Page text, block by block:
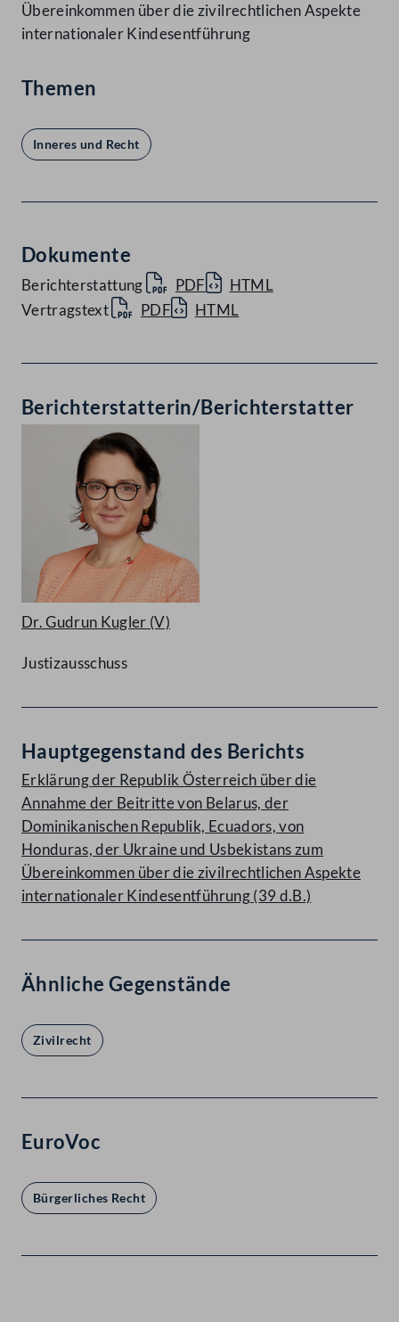
Übereinkommen über die zivilrechtlichen Aspekte
internationaler Kindesentführung
Themen
Inneres und Recht
Dokumente
Berichterstattung PDF
HTML
Vertragstext
PDF HTML
Berichterstatterin/Berichterstatter
Dr. Gudrun Kugler (V)
Justizausschuss
Hauptgegenstand des Berichts
Erklärung der Republik Österreich über die
Annahme der Beitritte von Belarus, der
Dominikanischen Republik, Ecuadors, von
Honduras, der Ukraine und Usbekistans zum
Übereinkommen über die zivilrechtlichen Aspekte
internationaler Kindesentführung (39 d.B.)
Ähnliche Gegenstände
Zivilrecht
EuroVoc
Bürgerliches Recht